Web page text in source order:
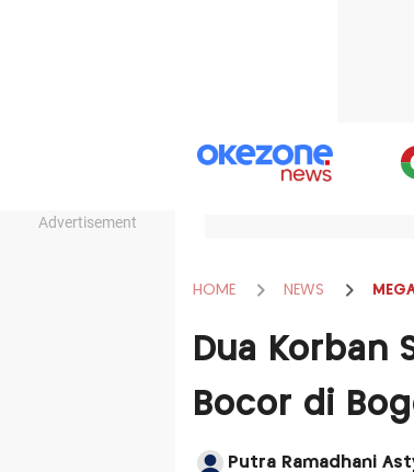
Advertisement
HOME NEWS
Dua Korban
Bocor di
Putra Ramadhani